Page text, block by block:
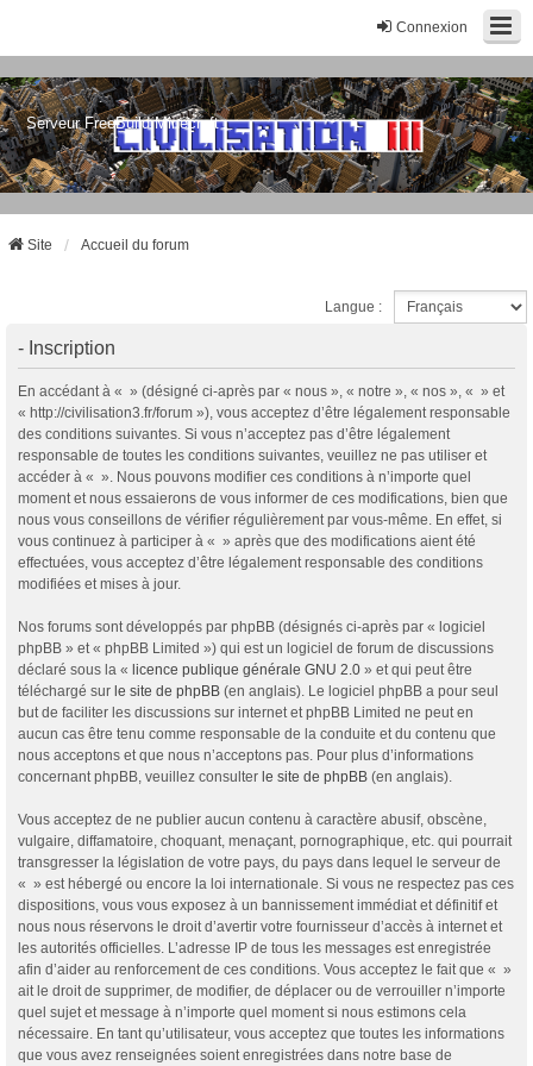
Connexion
Serveur FreeBuild Minecraft
Site Accueil du forum
Langue :
- Inscription
En accédant à « » (désigné ci-après par « nous », « notre », « nos », « » et
« http://civilisation3.fr/forum »), vous acceptez d’être légalement responsable
des conditions suivantes. Si vous n’acceptez pas d’être légalement
responsable de toutes les conditions suivantes, veuillez ne pas utiliser et
accéder à « ». Nous pouvons modifier ces conditions à n’importe quel
moment et nous essaierons de vous informer de ces modifications, bien que
nous vous conseillons de vérifier régulièrement par vous-même. En effet, si
vous continuez à participer à « » après que des modifications aient été
effectuées, vous acceptez d’être légalement responsable des conditions
modifiées et mises à jour.
Nos forums sont développés par phpBB (désignés ci-après par « logiciel
phpBB » et « phpBB Limited ») qui est un logiciel de forum de discussions
déclaré sous la « licence publique générale GNU 2.0 » et qui peut être
téléchargé sur le site de phpBB (en anglais). Le logiciel phpBB a pour seul
but de faciliter les discussions sur internet et phpBB Limited ne peut en
aucun cas être tenu comme responsable de la conduite et du contenu que
nous acceptons et que nous n’acceptons pas. Pour plus d’informations
concernant phpBB, veuillez consulter le site de phpBB (en anglais).
Vous acceptez de ne publier aucun contenu à caractère abusif, obscène,
vulgaire, diffamatoire, choquant, menaçant, pornographique, etc. qui pourrait
transgresser la législation de votre pays, du pays dans lequel le serveur de
« » est hébergé ou encore la loi internationale. Si vous ne respectez pas ces
dispositions, vous vous exposez à un bannissement immédiat et définitif et
nous nous réservons le droit d’avertir votre fournisseur d’accès à internet et
les autorités officielles. L’adresse IP de tous les messages est enregistrée
afin d’aider au renforcement de ces conditions. Vous acceptez le fait que « »
ait le droit de supprimer, de modifier, de déplacer ou de verrouiller n’importe
quel sujet et message à n’importe quel moment si nous estimons cela
nécessaire. En tant qu’utilisateur, vous acceptez que toutes les informations
que vous avez renseignées soient enregistrées dans notre base de